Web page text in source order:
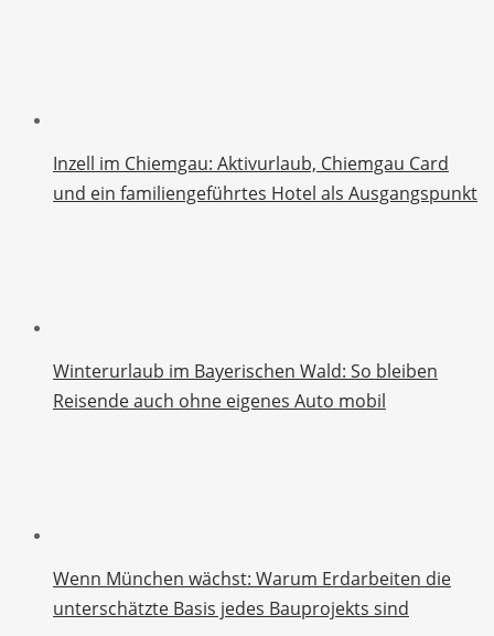
Inzell im Chiemgau: Aktivurlaub, Chiemgau Card
und ein familiengeführtes Hotel als Ausgangspunkt
Winterurlaub im Bayerischen Wald: So bleiben
Reisende auch ohne eigenes Auto mobil
Wenn München wächst: Warum Erdarbeiten die
unterschätzte Basis jedes Bauprojekts sind